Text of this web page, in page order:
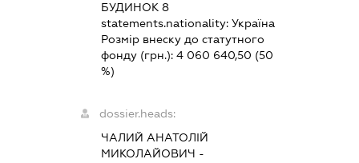
БУДИНОК 8
statements.nationality: Україна
Розмір внеску до статутного
фонду (грн.): 4 060 640,50 (50
%)
dossier.heads:
ЧАЛИЙ АНАТОЛІЙ
МИКОЛАЙОВИЧ -